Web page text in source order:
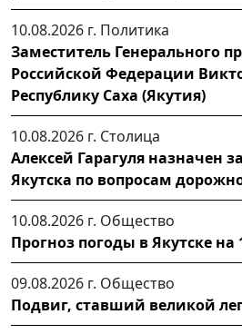
10.08.2026 г. Политика
Заместитель Генерального
Российской Федерации
Республику Саха (Якутия)
10.08.2026 г. Столица
Алексей Гарагуля назначен
Якутска по вопросам
10.08.2026 г. Общество
Прогноз погоды в Якутске на
09.08.2026 г. Общество
Подвиг, ставший великой